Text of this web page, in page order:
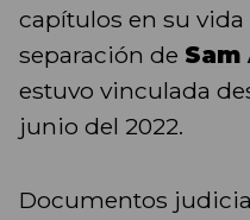
capítulos en su vida
separación de Sam
estuvo vinculada
junio del 2022.
Documentos